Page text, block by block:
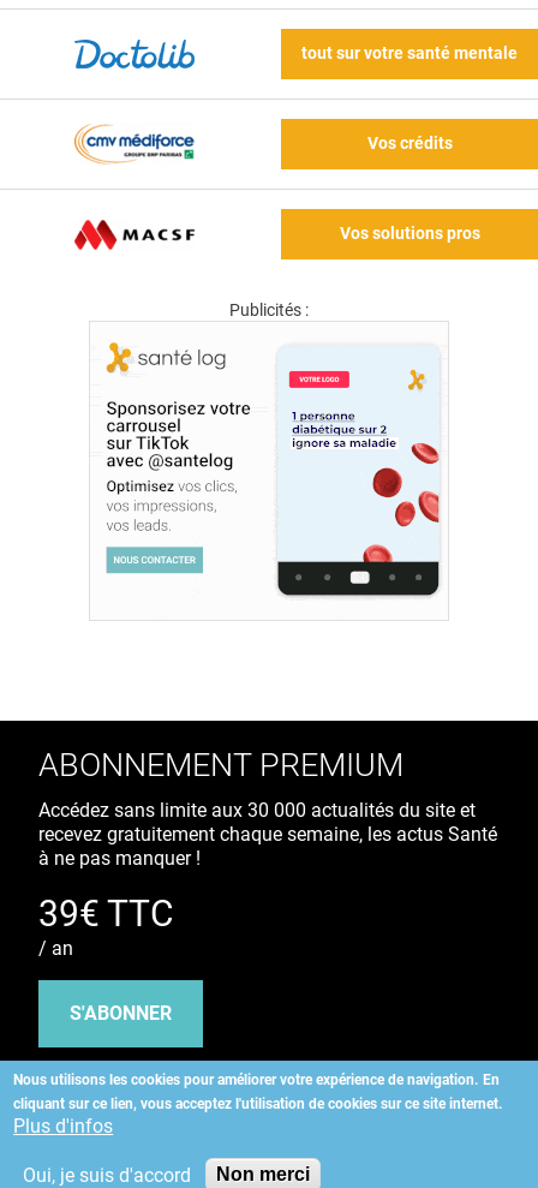
tout sur votre santé mentale
Vos crédits
Vos solutions pros
Publicités :
Nous utilisons les cookies pour améliorer votre expérience de navigation. En
cliquant sur ce lien, vous acceptez l'utilisation de cookies sur ce site internet.
Plus d'infos
Oui, je suis d'accord Non merci
ABONNEMENT PREMIUM
Accédez sans limite aux 30 000 actualités du site et
recevez gratuitement chaque semaine, les actus Santé
à ne pas manquer !
39€ TTC
/ an
S'ABONNER
Copyright©2026 ALLIEDHEALTH
KAURIWEB